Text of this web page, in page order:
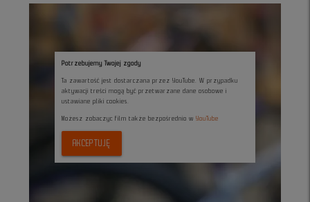
Potrzebujemy Twojej zgody
Ta zawartość jest dostarczana przez YouTube. W przypadku
aktywacji treści mogą być przetwarzane dane osobowe i
ustawiane pliki cookies.
Możesz zobaczyc film także bezpośrednio w YouTube
AKCEPTUJĘ